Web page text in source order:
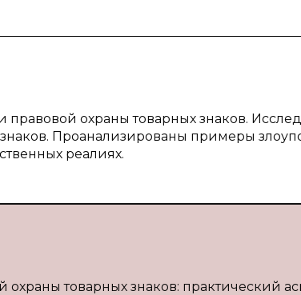
правовой охраны товарных знаков.
Проанализированы примеры
реалиях.
товарных знаков: практический